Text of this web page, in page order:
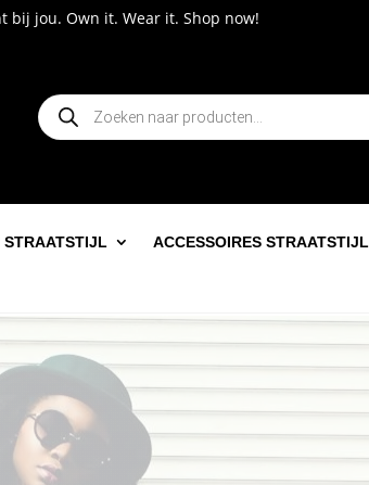
it. Wear it. Shop now!
Producten
zoeken
STRAATSTIJL ACCESSOIRES STRAATSTIJL